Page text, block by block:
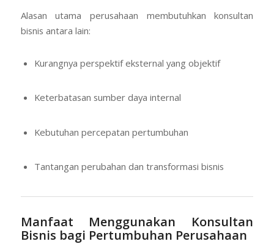
Alasan utama perusahaan membutuhkan konsultan
bisnis antara lain:
Kurangnya perspektif eksternal yang objektif
Keterbatasan sumber daya internal
Kebutuhan percepatan pertumbuhan
Tantangan perubahan dan transformasi bisnis
Manfaat Menggunakan Konsultan
Bisnis bagi Pertumbuhan Perusahaan